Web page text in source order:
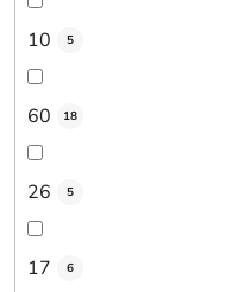
10 5
60 18
26 5
17 6